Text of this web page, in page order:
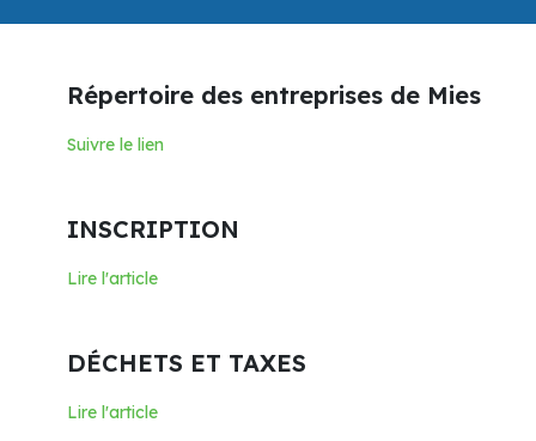
Répertoire des entreprises de Mies
Suivre le lien
INSCRIPTION
Lire l'article
DÉCHETS ET TAXES
Lire l'article